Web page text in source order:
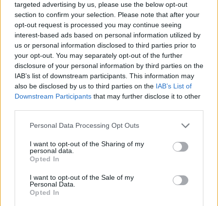
targeted advertising by us, please use the below opt-out
section to confirm your selection. Please note that after your
opt-out request is processed you may continue seeing
interest-based ads based on personal information utilized by
us or personal information disclosed to third parties prior to
your opt-out. You may separately opt-out of the further
disclosure of your personal information by third parties on the
IAB’s list of downstream participants. This information may
also be disclosed by us to third parties on the IAB’s List of
Downstream Participants that may further disclose it to other
Personal Data Processing Opt Outs
I want to opt-out of the Sharing of my
personal data.
Opted In
I want to opt-out of the Sale of my
Personal Data.
Opted In